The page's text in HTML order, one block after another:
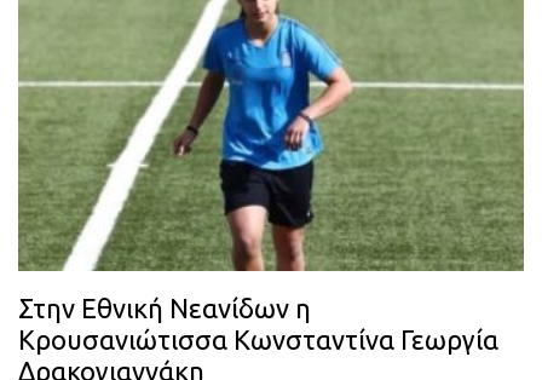
Στην Εθνική Νεανίδων η
Κρουσανιώτισσα Κωνσταντίνα Γεωργία
Δρακογιαννάκη